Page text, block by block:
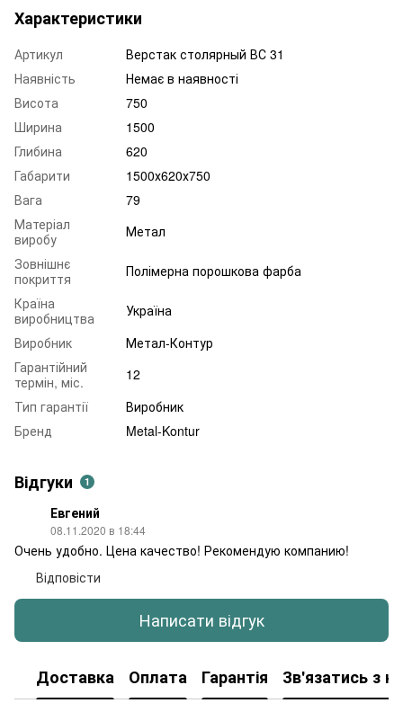
Характеристики
Артикул
Верстак столярный ВС 31
Наявність
Немає в наявності
Висота
750
Ширина
1500
Глибина
620
Габарити
1500х620х750
Вага
79
Матеріал
виробу
Метал
Зовнішнє
покриття
Полімерна порошкова фарба
Країна
виробництва
Україна
Виробник
Метал-Контур
Гарантійний
термін, міс.
12
Тип гарантії
Виробник
Бренд
Metal-Kontur
Відгуки 1
Евгений
08.11.2020 в 18:44
Очень удобно. Цена качество! Рекомендую компанию!
Відповісти
Написати відгук
Доставка Оплата Гарантія Зв'язатись з